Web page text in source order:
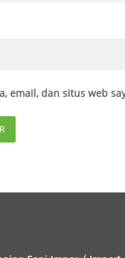
email, dan situs web